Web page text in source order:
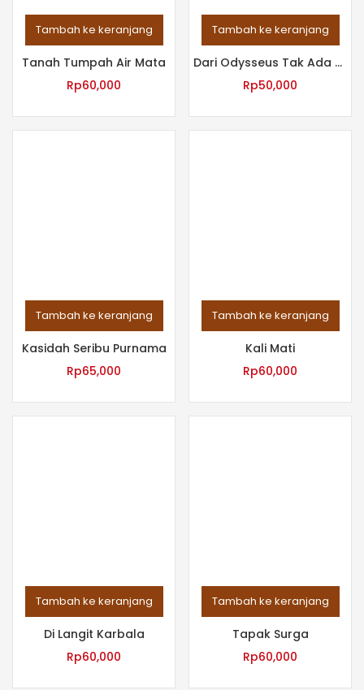
Tambah ke keranjang
Tanah Tumpah Air Mata
Rp60,000
Tambah ke keranjang
Dari Odysseus Tak Ada Perahu Nuh?
Rp50,000
Tambah ke keranjang
Kasidah Seribu Purnama
Rp65,000
Tambah ke keranjang
Kali Mati
Rp60,000
Tambah ke keranjang
Di Langit Karbala
Rp60,000
Tambah ke keranjang
Tapak Surga
Rp60,000